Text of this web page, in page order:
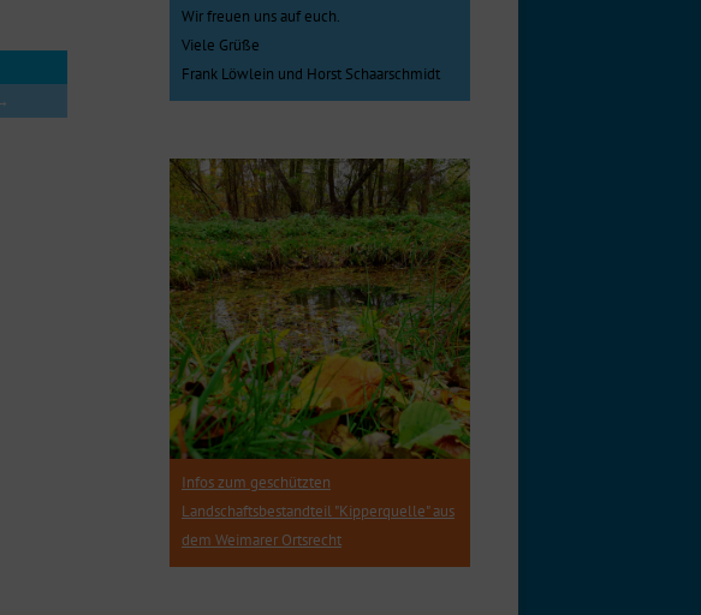
Wir freuen uns auf euch.
Viele Grüße
Frank Löwlein und Horst Schaarschmidt
Infos zum geschützten
Landschaftsbestandteil "Kipperquelle" aus
dem Weimarer Ortsrecht